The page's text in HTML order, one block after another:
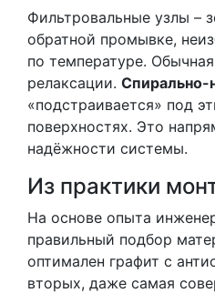
Фильтровальные узлы –
обратной промывке,
по температуре.
релаксации. Спирально-
«подстраивается» под
поверхностях. Это
надёжности системы.
Из практики
На основе опыта
правильный подбор
оптимален графит с
вторых, даже самая